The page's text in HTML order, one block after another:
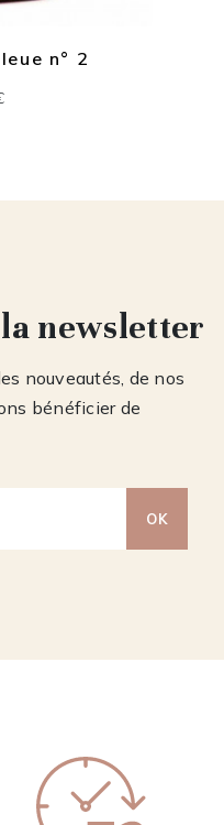
n° 2
newsletter
nouveautés, de nos
bénéficier de
OK